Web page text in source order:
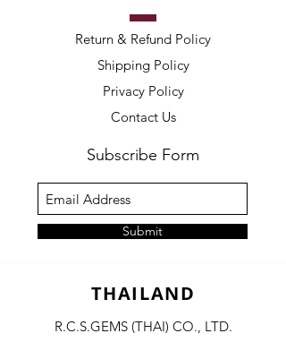
Return & Refund Policy
Shipping Policy
Privacy Policy
Contact Us
Subscribe Form
Submit
THAILAND
R.C.S.GEMS (THAI) CO., LTD.